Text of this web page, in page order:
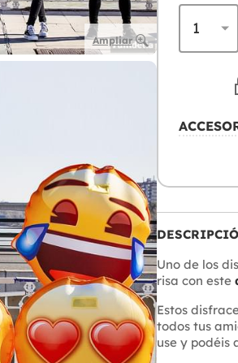
Ampliar
Uno de los
risa con este
Estos
todos tus
use y podéis